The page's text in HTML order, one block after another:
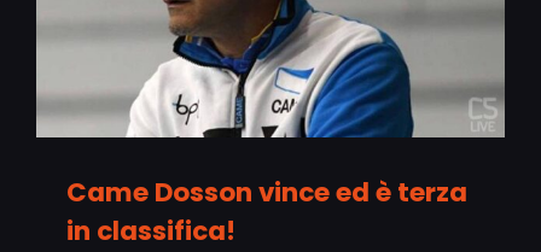
Came Dosson vince ed è terza
in classifica!